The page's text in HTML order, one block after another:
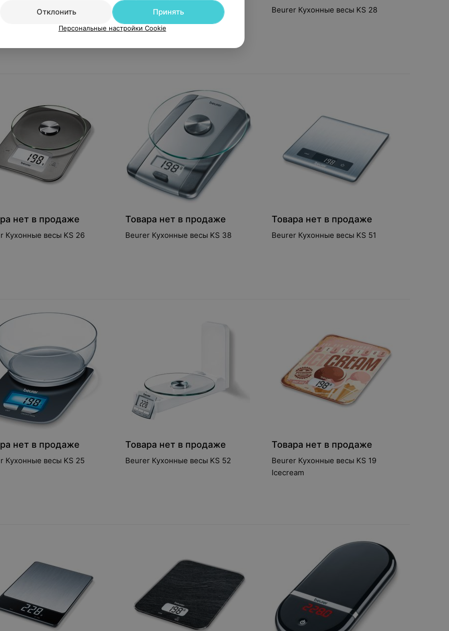
Beurer Кухонные весы KS 800 Beurer Кухонные весы KS 54 Beurer Кухонные весы KS 28
нет в продаже
Кухонные весы KS 26
Товара нет в продаже
Beurer Кухонные весы KS 38
Товара нет в продаже
Beurer Кухонные весы KS 51
нет в продаже
Кухонные весы KS 25
Товара нет в продаже
Beurer Кухонные весы KS 52
Товара нет в продаже
Beurer Кухонные весы KS 19
Icecream
Отклонить
Принять
Персональные настройки Cookie